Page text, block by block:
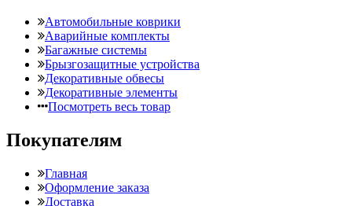
Автомобильные коврики
Аварийные комплекты
Багажные системы
Брызгозащитные устройства
Декоративные обвесы
Декоративные элементы
Посмотреть весь товар
Покупателям
Главная
Оформление заказа
Доставка